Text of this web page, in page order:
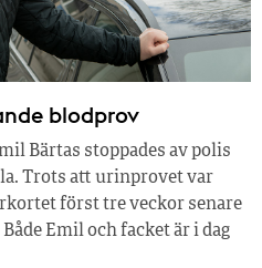
blodprov
Bärtas stoppades av polis
Trots att urinprovet var
först tre veckor senare
Emil och facket är i dag